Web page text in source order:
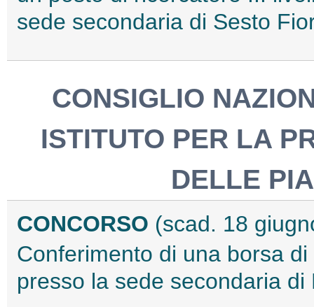
sede secondaria di Sesto
CONSIGLIO
ISTITUTO PER LA
DELLE
CONCORSO (scad. 18
Conferimento di una borsa
presso la sede secondaria